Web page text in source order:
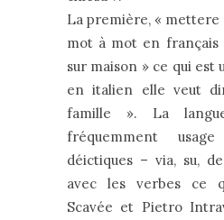
La première, « mettere
mot à mot en
sur maison » ce qui est
en italien elle veut
famille ». La
fréquemment
déictiques – via, su,
avec les verbes ce
Scavée et Pietro